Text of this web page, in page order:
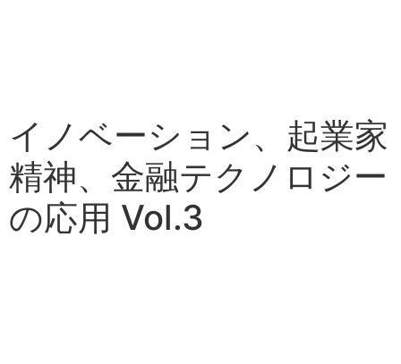
イノベーション、起業家
精神、金融テクノロジー
の応用 Vol.3